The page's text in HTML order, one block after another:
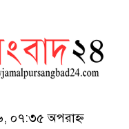
০৭:৩৫ অপরাহ্ন